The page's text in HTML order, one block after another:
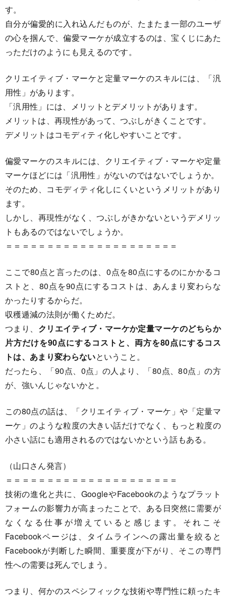
す。
自分が偏愛的に入れ込んだものが、たまたま一部のユーザ
の心を掴んで、偏愛マーケが成立するのは、宝くじにあた
っただけのようにも見えるのです。
クリエイティブ・マーケと定量マーケのスキルには、「汎
用性」があります。
「汎用性」には、メリットとデメリットがあります。
メリットは、再現性があって、つぶしがきくことです。
デメリットはコモディティ化しやすいことです。
偏愛マーケのスキルには、クリエイティブ・マーケや定量
マーケほどには「汎用性」がないのではないでしょうか。
そのため、コモディティ化しにくいというメリットがあり
ます。
しかし、再現性がなく、つぶしがきかないというデメリッ
トもあるのではないでしょうか。
＝＝＝＝＝＝＝＝＝＝＝＝＝＝＝＝＝＝＝＝＝
ここで80点と言ったのは、0点を80点にするのにかかるコ
ストと、80点を90点にするコストは、あんまり変わらな
かったりするからだ。
収穫逓減の法則が働くためだ。
つまり、 クリエイティブ・マーケか定量マーケのどちらか
片方だけを90点にするコストと、両方を80点にするコス
トは、あまり変わらないということ。
だったら、「90点、0点」の人より、「80点、80点」の方
が、強いんじゃないかと。
この80点の話は、「クリエイティブ・マーケ」や「定量マ
ーケ」のような粒度の大きい話だけでなく、もっと粒度の
小さい話にも適用されるのではないかという話もある。
（山口さん発言）
＝＝＝＝＝＝＝＝＝＝＝＝＝＝＝＝＝＝＝＝＝
技術の進化と共に、GoogleやFacebookのようなプラット
フォームの影響力が高まったことで、ある日突然に需要が
なくなる仕事が増えていると感じます。それこそ
Facebookページは、タイムラインへの露出量を絞ると
Facebookが判断した瞬間、重要度が下がり、そこの専門
性への需要は死んでしまう。
つまり、何かのスペシフィックな技術や専門性に頼ったキ